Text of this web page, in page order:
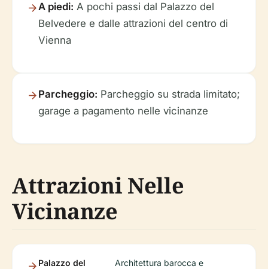
A piedi: A pochi passi dal Palazzo del
Belvedere e dalle attrazioni del centro di
Vienna
Parcheggio: Parcheggio su strada limitato;
garage a pagamento nelle vicinanze
Attrazioni Nelle
Vicinanze
Palazzo del
Architettura barocca e